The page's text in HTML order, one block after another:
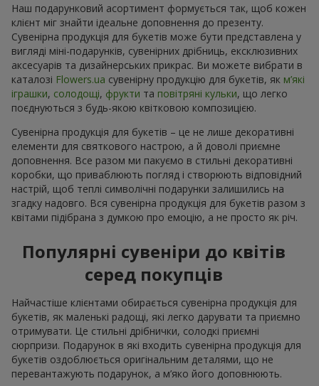
Наш подарунковий асортимент формується так, щоб кожен
клієнт міг знайти ідеальне доповнення до презенту.
Сувенірна продукція для букетів може бути представлена у
вигляді міні-подарунків, сувенірних дрібниць, ексклюзивних
аксесуарів та дизайнерських прикрас. Ви можете вибрати в
каталозі Flowers.ua cувенірну продукцію для букетів, як м’які
іграшки, солодощі, фрукти та повітряні кульки, що легко
поєднуються з будь-якою квітковою композицією.
Сувенірна продукція для букетів – це не лише декоративні
елементи для святкового настрою, а й доволі приємне
доповнення. Все разом ми пакуємо в стильні декоративні
коробки, що приваблюють погляд і створюють відповідний
настрій, щоб теплі символічні подарунки залишились на
згадку надовго. Вся сувенірна продукція для букетів разом з
квітами підібрана з думкою про емоцію, а не просто як річ.
Популярні сувеніри до квітів
серед покупців
Найчастіше клієнтами обирається сувенірна продукція для
букетів, як маленькі радощі, які легко дарувати та приємно
отримувати. Це стильні дрібнички, солодкі приємні
сюрпризи. Подарунок в які входить сувенірна продукція для
букетів оздоблюється оригінальним деталями, що не
перевантажують подарунок, а м’яко його доповнюють.